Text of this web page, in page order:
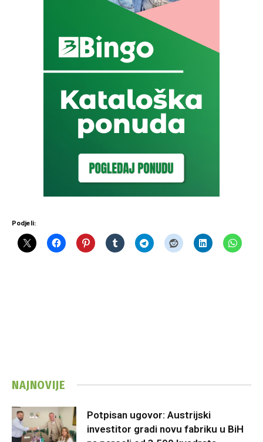
Podjeli:
NAJNOVIJE
Potpisan ugovor: Austrijski
investitor gradi novu fabriku u BiH